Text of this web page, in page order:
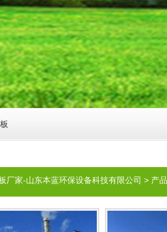
厂家-山东本蓝环保设备科技有限公司 > 产